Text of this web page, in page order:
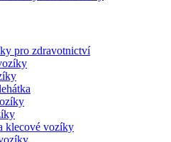
pro zdravotnictví
klecové vozíky